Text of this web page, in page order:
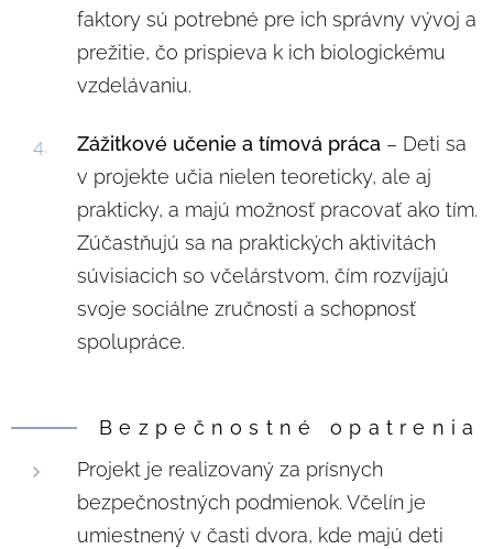
faktory sú potrebné pre ich správny vývoj a
prežitie, čo prispieva k ich biologickému
vzdelávaniu.
Zážitkové učenie a tímová práca – Deti sa
v projekte učia nielen teoreticky, ale aj
prakticky, a majú možnosť pracovať ako tím.
Zúčastňujú sa na praktických aktivitách
súvisiacich so včelárstvom, čím rozvíjajú
svoje sociálne zručnosti a schopnosť
spolupráce.
Bezpečnostné opatrenia
Projekt je realizovaný za prísnych
bezpečnostných podmienok. Včelín je
umiestnený v časti dvora, kde majú deti